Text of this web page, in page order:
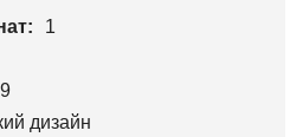
1
дизайн